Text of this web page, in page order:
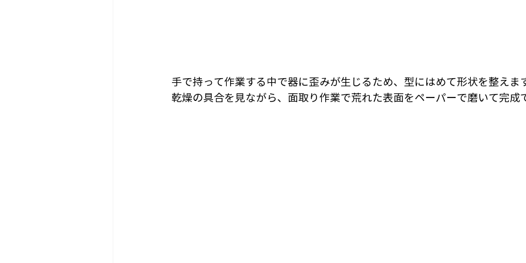
手で持って作業する中で器に歪みが生じるため、型にはめて形状を整えま
乾燥の具合を見ながら、面取り作業で荒れた表面をペーパーで磨いて完成